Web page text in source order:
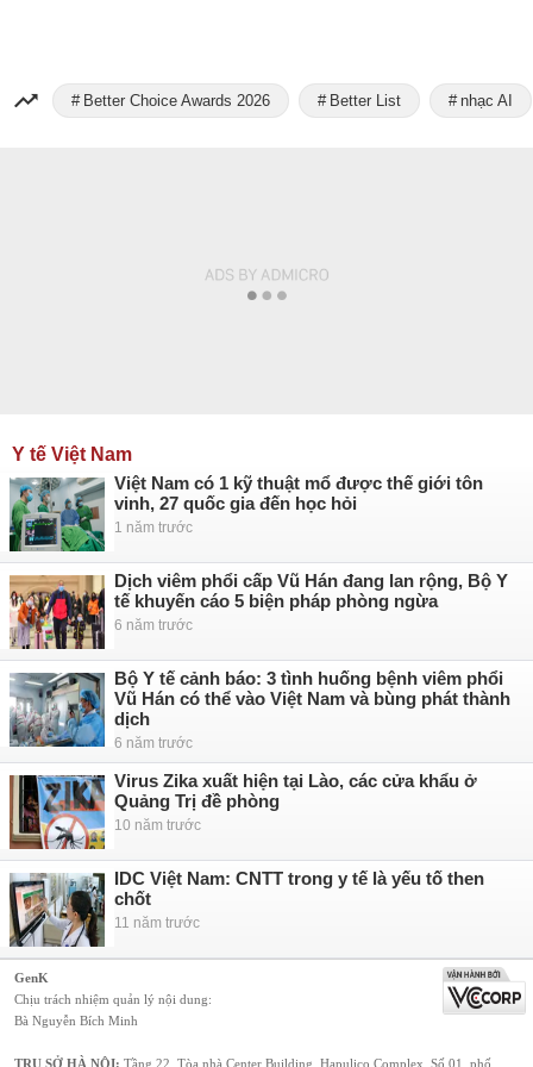
Better Choice Awards 2026 Better List nhạc AI
Y tế Việt Nam
Việt Nam có 1 kỹ thuật mổ được thế giới tôn
vinh, 27 quốc gia đến học hỏi
1 năm trước
Dịch viêm phổi cấp Vũ Hán đang lan rộng, Bộ Y
tế khuyến cáo 5 biện pháp phòng ngừa
6 năm trước
Bộ Y tế cảnh báo: 3 tình huống bệnh viêm phổi
Vũ Hán có thể vào Việt Nam và bùng phát thành
dịch
6 năm trước
Virus Zika xuất hiện tại Lào, các cửa khẩu ở
Quảng Trị đề phòng
10 năm trước
IDC Việt Nam: CNTT trong y tế là yếu tố then
chốt
11 năm trước
GenK
Chịu trách nhiệm quản lý nội dung:
Bà Nguyễn Bích Minh
TRỤ SỞ HÀ NỘI: Tầng 22, Tòa nhà Center Building, Hapulico Complex, Số 01, phố